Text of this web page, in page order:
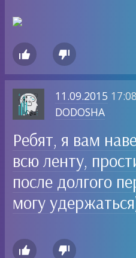
 
11.09.2015 17:08
DODOSHA
Ребят, я вам
всю ленту,
после долгого
могу
 